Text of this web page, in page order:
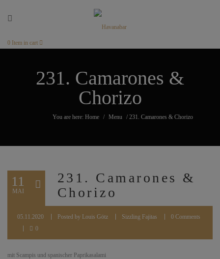
0 Item in cart
231. Camarones &
Chorizo
You are here: Home / Menu / 231. Camarones & Chorizo
11
MAI
231. Camarones &
Chorizo
05.11.2020 Posted by Louis Götz Sizzling Fajitas
0 Comments
0
mit Scampis und spanischer Paprikasalami